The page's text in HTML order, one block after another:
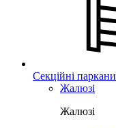
Секційні паркани
Жалюзі
Жалюзі